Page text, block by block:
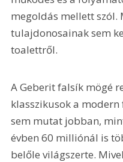
megoldás mellett
tulajdonosainak sem
toalettről.
A Geberit falsík mögé
klasszikusok a
sem mutat jobban,
évben 60 milliónál is
belőle világszerte.